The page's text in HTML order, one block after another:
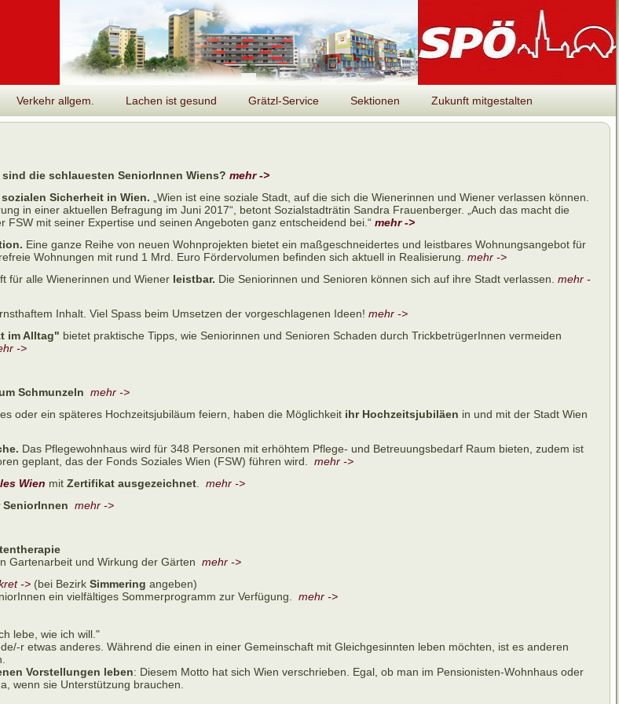
Verkehr allgem. Lachen ist gesund Grätzl-Service Sektionen
Zukunft mitgestalten
sind die schlauesten SeniorInnen Wiens? mehr ->
Sicherheit in Wien. „Wien ist eine soziale Stadt, auf die sich die Wienerinnen und Wiener verlassen können.
in einer aktuellen Befragung im Juni 2017“, betont Sozialstadträtin Sandra Frauenberger. „Auch das macht die
mit seiner Expertise und seinen Angeboten ganz entscheidend bei.“ mehr ->
Eine ganze Reihe von neuen Wohnprojekten bietet ein maßgeschneidertes und leistbares Wohnungsangebot für
Wohnungen mit rund 1 Mrd. Euro Fördervolumen befinden sich aktuell in Realisierung. mehr ->
für alle Wienerinnen und Wiener leistbar. Die Seniorinnen und Senioren können sich auf ihre Stadt verlassen. mehr -
Inhalt. Viel Spass beim Umsetzen der vorgeschlagenen Ideen! mehr ->
im Alltag" bietet praktische Tipps, wie Seniorinnen und Senioren Schaden durch TrickbetrügerInnen vermeiden
->
Schmunzeln mehr ->
oder ein späteres Hochzeitsjubiläum feiern, haben die Möglichkeit ihr Hochzeitsjubiläen in und mit der Stadt Wien
Das Pflegewohnhaus wird für 348 Personen mit erhöhtem Pflege- und Betreuungsbedarf Raum bieten, zudem ist
geplant, das der Fonds Soziales Wien (FSW) führen wird. mehr ->
Wien mit Zertifikat ausgezeichnet
mehr ->
mehr ->
Gartenarbeit und Wirkung der Gärten mehr ->
-> (bei Bezirk Simmering angeben)
ein vielfältiges Sommerprogramm zur Verfügung. mehr ->
lebe, wie ich will."
r etwas anderes. Während die einen in einer Gemeinschaft mit Gleichgesinnten leben möchten, ist es anderen
Vorstellungen leben: Diesem Motto hat sich Wien verschrieben. Egal, ob man im Pensionisten-Wohnhaus oder
wenn sie Unterstützung brauchen.